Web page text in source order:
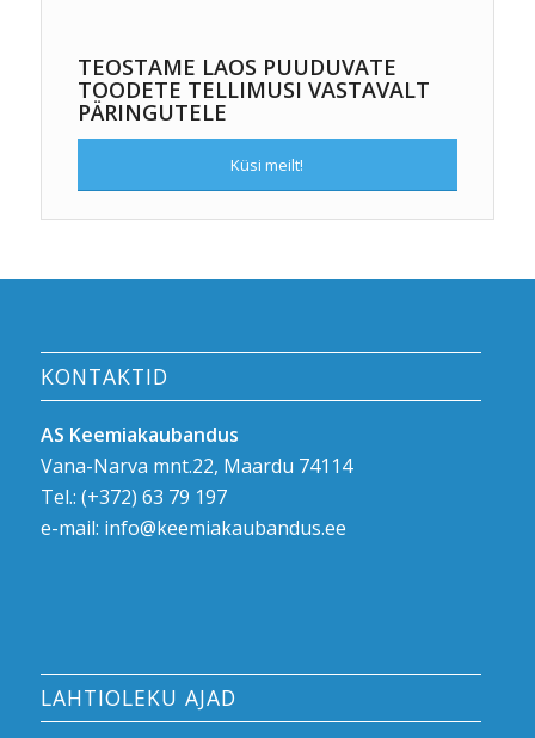
TEOSTAME LAOS PUUDUVATE
TOODETE TELLIMUSI VASTAVALT
PÄRINGUTELE
Küsi meilt!
KONTAKTID
AS Keemiakaubandus
Vana-Narva mnt.22, Maardu 74114
Tel.: (+372) 63 79 197
e-mail: info@keemiakaubandus.ee
LAHTIOLEKU AJAD